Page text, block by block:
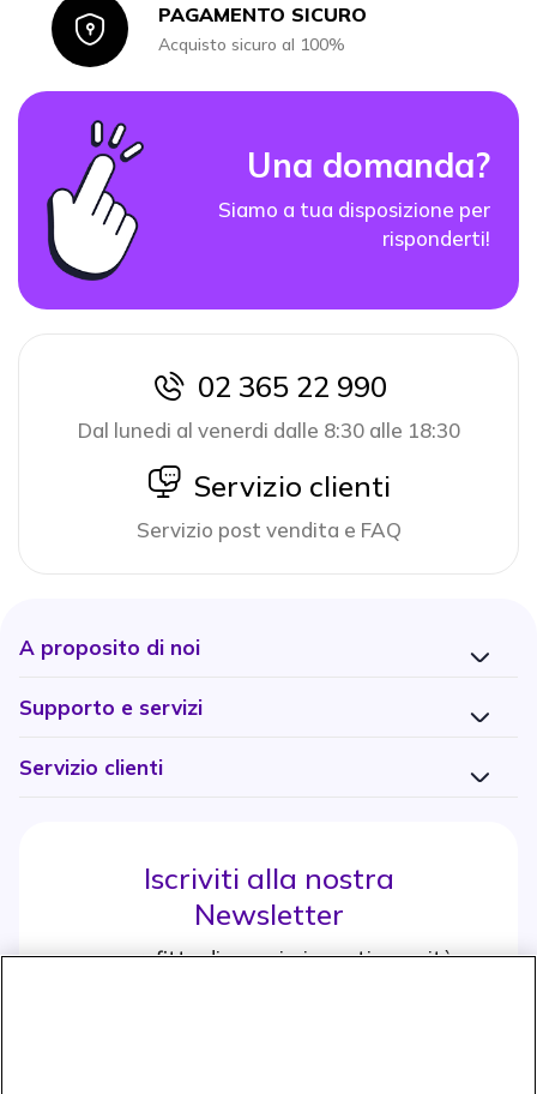
IconPAGAMENTO SICURO
Acquisto sicuro al 100%
Una domanda?
Siamo a tua disposizione per
risponderti!
icon
02 365 22 990
Dal lunedi al venerdi dalle 8:30 alle 18:30
icon
Servizio clienti
Servizio post vendita e FAQ
A proposito di noi
Supporto e servizi
Servizio clienti
Iscriviti alla nostra
Newsletter
e approfitta di maggiori sconti e novità